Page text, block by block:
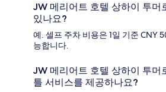
JW 메리어트 호텔 상하이 투머
있나요?
예. 셀프 주차 비용은 1일 기준 CNY
능합니다.
JW 메리어트 호텔 상하이 투머
틀 서비스를 제공하나요?